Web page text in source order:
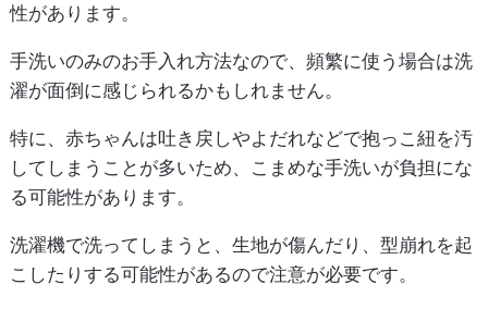
性があります。
手洗いのみのお手入れ方法なので、頻繁に使う場合は洗
濯が面倒に感じられるかもしれません。
特に、赤ちゃんは吐き戻しやよだれなどで抱っこ紐を汚
してしまうことが多いため、こまめな手洗いが負担にな
る可能性があります。
洗濯機で洗ってしまうと、生地が傷んだり、型崩れを起
こしたりする可能性があるので注意が必要です。